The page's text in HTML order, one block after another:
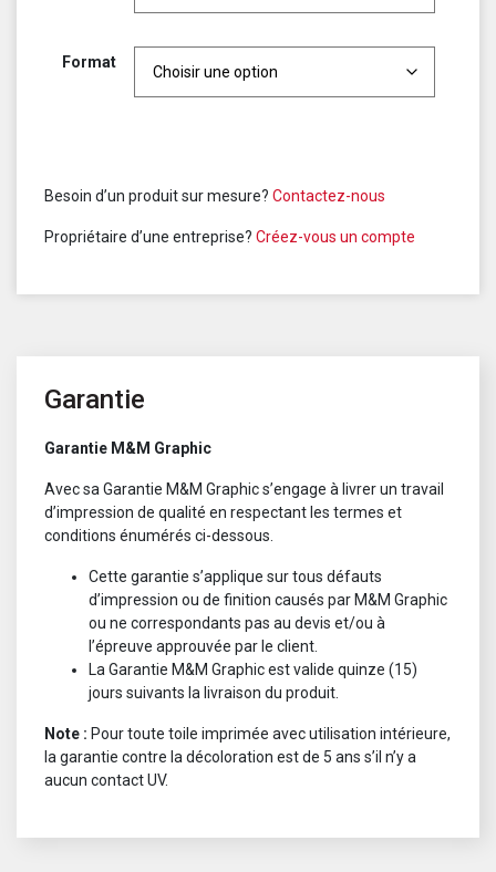
Format
Besoin d’un produit sur mesure? Contactez-nous
Propriétaire d’une entreprise? Créez-vous un compte
Garantie
Garantie M&M Graphic
Avec sa Garantie M&M Graphic s’engage à livrer un travail
d’impression de qualité en respectant les termes et
conditions énumérés ci-dessous.
Cette garantie s’applique sur tous défauts
d’impression ou de finition causés par M&M Graphic
ou ne correspondants pas au devis et/ou à
l’épreuve approuvée par le client.
La Garantie M&M Graphic est valide quinze (15)
jours suivants la livraison du produit.
Note : Pour toute toile imprimée avec utilisation intérieure,
la garantie contre la décoloration est de 5 ans s’il n’y a
aucun contact UV.